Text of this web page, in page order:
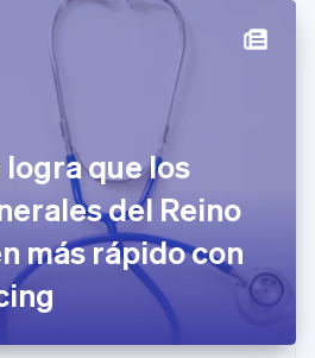
que los
del Reino
más rápido con